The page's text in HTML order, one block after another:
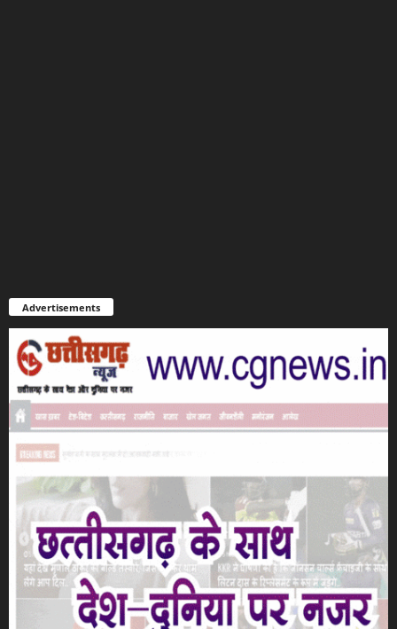
Advertisements